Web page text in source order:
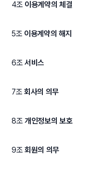
4조 이용계약의 체결
5조 이용계약의 해지
6조서비스
7조회사의 의무
8조개인정보의 보호
9조회원의 의무